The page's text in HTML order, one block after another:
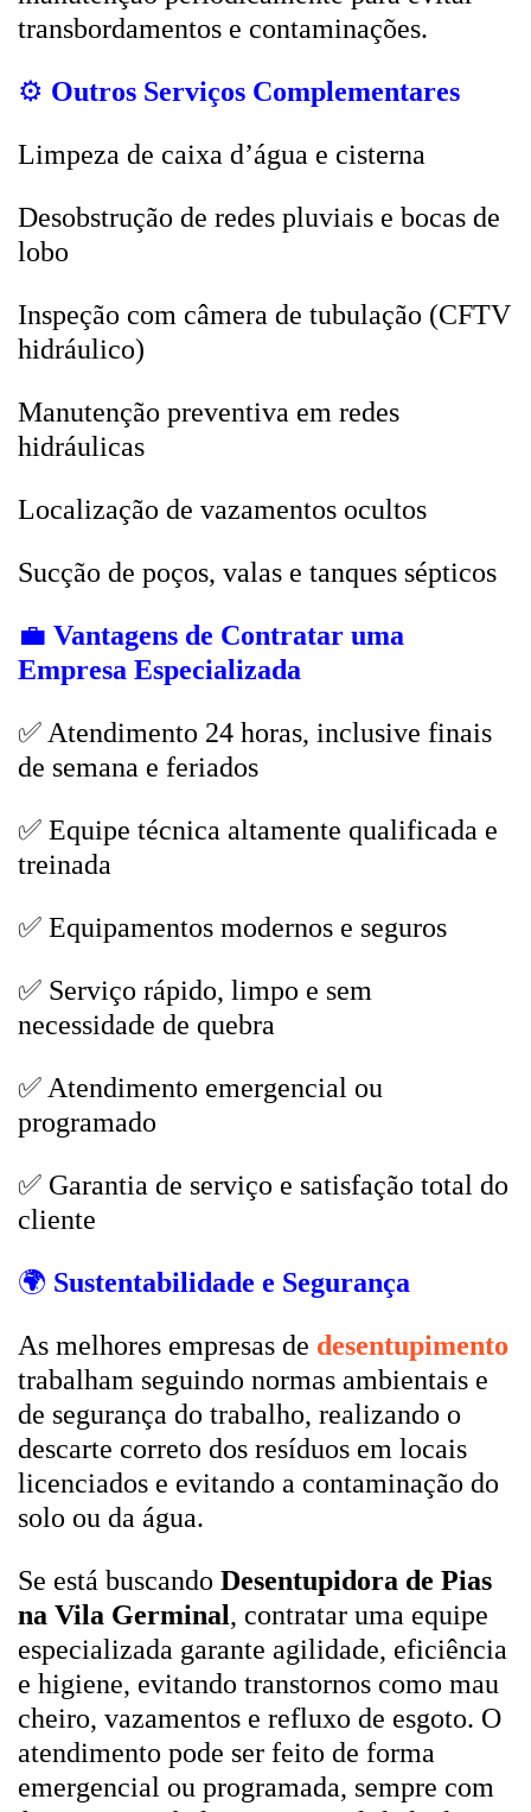
transbordamentos e contaminações.
⚙️ Outros Serviços Complementares
Limpeza de caixa d’água e cisterna
Desobstrução de redes pluviais e bocas de
lobo
Inspeção com câmera de tubulação (CFTV
hidráulico)
Manutenção preventiva em redes
hidráulicas
Localização de vazamentos ocultos
Sucção de poços, valas e tanques sépticos
💼 Vantagens de Contratar uma
Empresa Especializada
✅ Atendimento 24 horas, inclusive finais
de semana e feriados
✅ Equipe técnica altamente qualificada e
treinada
✅ Equipamentos modernos e seguros
✅ Serviço rápido, limpo e sem
necessidade de quebra
✅ Atendimento emergencial ou
programado
✅ Garantia de serviço e satisfação total do
cliente
🌍 Sustentabilidade e Segurança
As melhores empresas de desentupimento
trabalham seguindo normas ambientais e
de segurança do trabalho, realizando o
descarte correto dos resíduos em locais
licenciados e evitando a contaminação do
solo ou da água.
Se está buscando Desentupidora de Pias
na Vila Germinal, contratar uma equipe
especializada garante agilidade, eficiência
e higiene, evitando transtornos como mau
cheiro, vazamentos e refluxo de esgoto. O
atendimento pode ser feito de forma
emergencial ou programada, sempre com